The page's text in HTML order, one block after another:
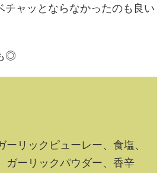
チャッとならなかったのも良い
◎
ーリックピューレー、食塩、
ガーリックパウダー、香辛